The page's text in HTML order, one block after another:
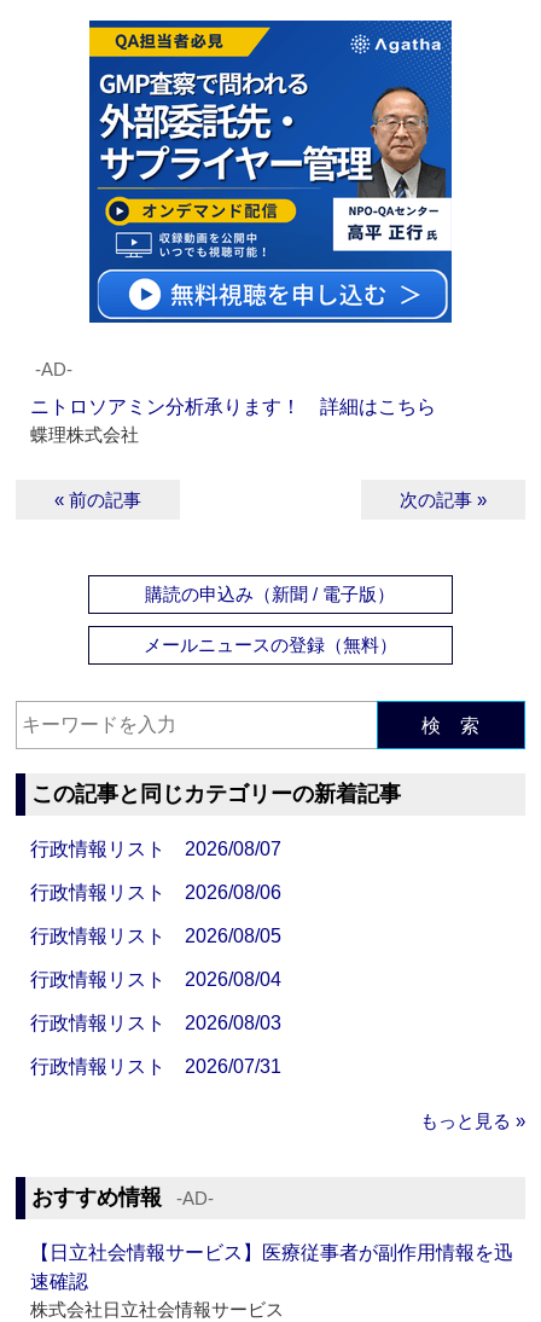
‐AD‐
ニトロソアミン分析承ります！ 詳細はこちら
蝶理株式会社
« 前の記事 次の記事 »
購読の申込み（新聞 / 電子版）
メールニュースの登録（無料）
検 索
この記事と同じカテゴリーの新着記事
行政情報リスト 2026/08/07
行政情報リスト 2026/08/06
行政情報リスト 2026/08/05
行政情報リスト 2026/08/04
行政情報リスト 2026/08/03
行政情報リスト 2026/07/31
もっと見る »
おすすめ情報 ‐AD‐
【日立社会情報サービス】医療従事者が副作用情報を迅
速確認
株式会社日立社会情報サービス